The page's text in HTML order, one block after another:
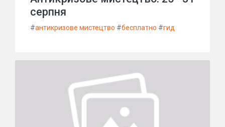
серпня
#антикризове мистецтво #бесплатно #гид